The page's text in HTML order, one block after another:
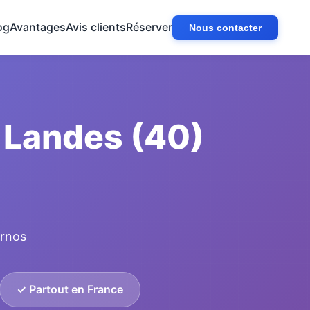
AvantagesAvis clientsRéserver Nous contacter
(40)
✓ Partout en France